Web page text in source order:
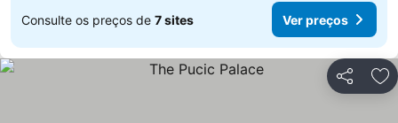
Consulte os preços de 7 sites Ver preços
Partilhar